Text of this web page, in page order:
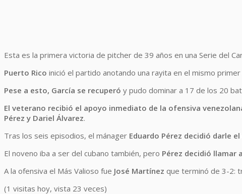
Esta es la primera victoria de pitcher de 39 años en una Serie del
Puerto Rico inició el partido anotando una rayita en el mismo
Pese a esto, García se recuperó y pudo dominar a 17 de los 20
El veterano recibió el apoyo inmediato de la ofensiva
Pérez y Dariel Álvarez.
Tras los seis episodios, el mánager Eduardo Pérez decidió darle
El noveno iba a ser del cubano también, pero Pérez decidió llamar
A la ofensiva el Más Valioso fue José Martínez que terminó de 3-2:
(1 visitas hoy, vista 23 veces)